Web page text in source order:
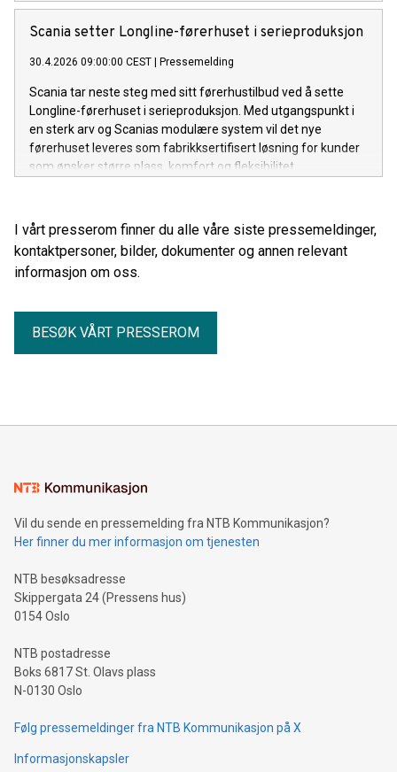
Scania setter Longline-førerhuset i serieproduksjon
30.4.2026 09:00:00 CEST Pressemelding
Scania tar neste steg med sitt førerhustilbud ved å sette
Longline-førerhuset i serieproduksjon. Med utgangspunkt i
en sterk arv og Scanias modulære system vil det nye
førerhuset leveres som fabrikksertifisert løsning for kunder
som ønsker større plass, komfort og fleksibilitet.
I vårt presserom finner du alle våre siste pressemeldinger,
kontaktpersoner, bilder, dokumenter og annen relevant
informasjon om oss.
BESØK VÅRT PRESSEROM
Vil du sende en pressemelding fra NTB Kommunikasjon?
Her finner du mer informasjon om tjenesten
NTB besøksadresse
Skippergata 24 (Pressens hus)
0154 Oslo
NTB postadresse
Boks 6817 St. Olavs plass
N-0130 Oslo
Følg pressemeldinger fra NTB Kommunikasjon på X
Informasjonskapsler